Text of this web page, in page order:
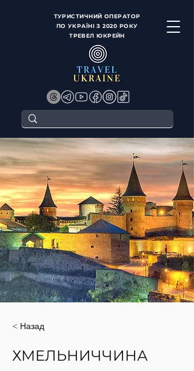
ТУРИСТИЧНИЙ ОПЕРАТОР
ПО УКРАЇНІ З 2020 РОКУ
ТРЕВЕЛ ЮКРЕЙН
< Назад
ХМЕЛЬНИЧЧИНА